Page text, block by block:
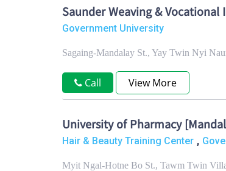
Saunder Weaving &
Government University
Sagaing-Mandalay St., Yay Twin Nyi
Call View More
University of Pharmacy
Hair & Beauty Training Center ,
Myit Ngal-Hotne Bo St., Tawm Twin